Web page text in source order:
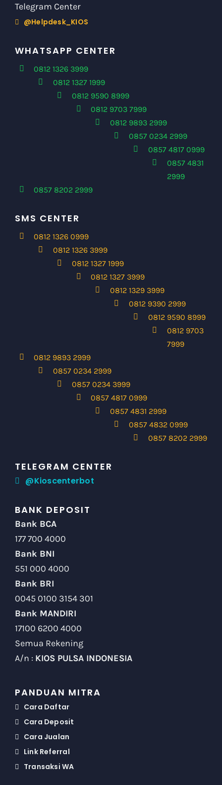
Telegram Center
@Helpdesk_KIOS
WHATSAPP CENTER
0812 1326 3999
0812 1327 1999
0812 9590 8999
0812 9703 7999
0812 9893 2999
0857 0234 2999
0857 4817 0999
0857 4831
2999
0857 8202 2999
SMS CENTER
0812 1326 0999
0812 1326 3999
0812 1327 1999
0812 1327 3999
0812 1329 3999
0812 9390 2999
0812 9590 8999
0812 9703
7999
0812 9893 2999
0857 0234 2999
0857 0234 3999
0857 4817 0999
0857 4831 2999
0857 4832 0999
0857 8202 2999
TELEGRAM CENTER
@Kioscenterbot
BANK DEPOSIT
Bank BCA
177 700 4000
Bank BNI
551 000 4000
Bank BRI
0045 0100 3154 301
Bank MANDIRI
17100 6200 4000
Semua Rekening
A/n : KIOS PULSA INDONESIA
PANDUAN MITRA
Cara Daftar
Cara Deposit
Cara Jualan
Link Referral
Transaksi WA